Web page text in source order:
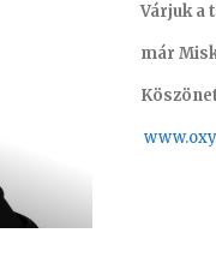
Várjuk a
már